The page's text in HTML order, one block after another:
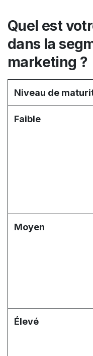
Quel est
dans la
marketing ?
Niveau de
Faible
Moyen
Élevé